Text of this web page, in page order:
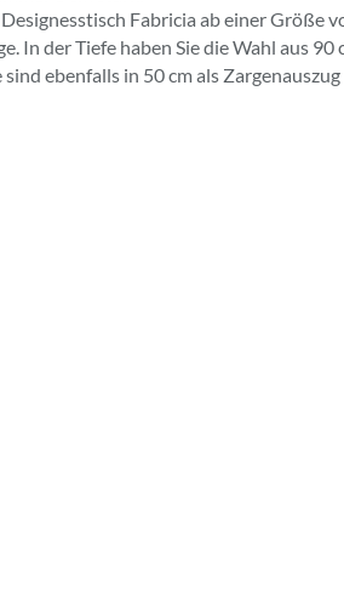
Fabricia ab einer Größe
In der Tiefe haben Sie die Wahl aus 90
sind ebenfalls in 50 cm als Zargenauszug